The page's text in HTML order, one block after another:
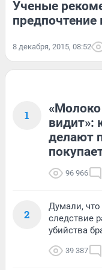
Ученые
предпочтение
8 декабря, 2015, 08:52
1
«Молоко
видит»:
делают
96 966
2
Думали,
следствие
убийства
39 387